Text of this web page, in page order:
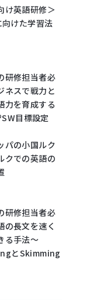
け英語研修＞
向けた学習法
研修担当者必
ネスで戦力と
力を育成する
目標設定
パの小国ルク
クでの英語の
研修担当者必
の長文を速く
る手法～
とSkimming